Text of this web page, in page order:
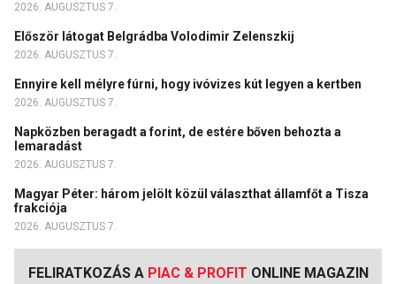
2026. AUGUSZTUS 7.
Először látogat Belgrádba Volodimir Zelenszkij
2026. AUGUSZTUS 7.
Ennyire kell mélyre fúrni, hogy ivóvizes kút legyen a kertben
2026. AUGUSZTUS 7.
Napközben beragadt a forint, de estére bőven behozta a
lemaradást
2026. AUGUSZTUS 7.
Magyar Péter: három jelölt közül választhat államfőt a Tisza
frakciója
2026. AUGUSZTUS 7.
FELIRATKOZÁS A PIAC & PROFIT ONLINE MAGAZIN